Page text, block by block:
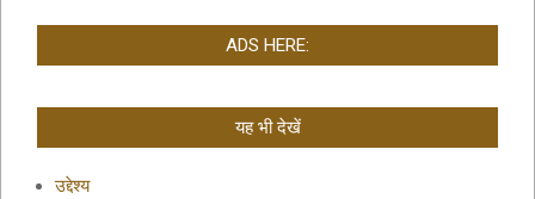
ADS HERE:
यह भी देखें
उद्देश्य